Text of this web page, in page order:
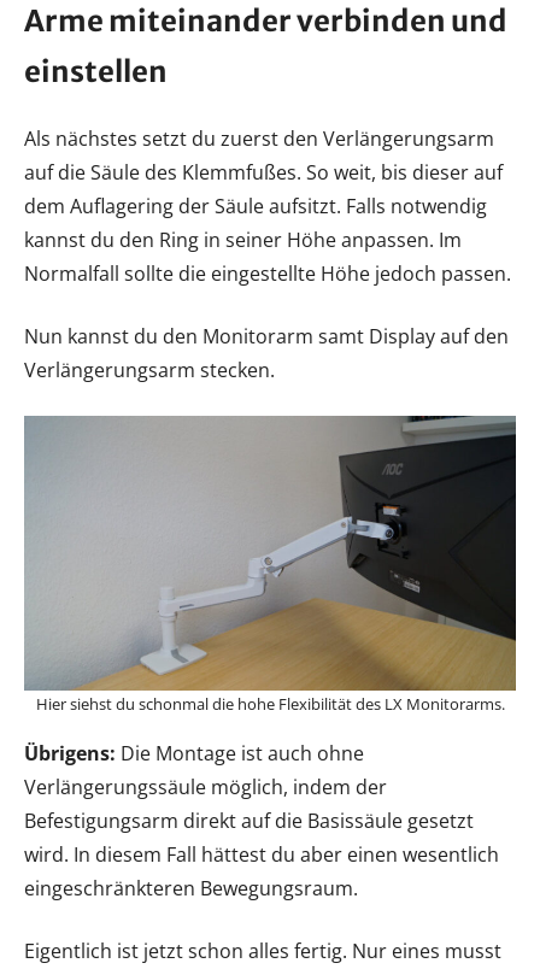
Arme miteinander verbinden und
einstellen
Als nächstes setzt du zuerst den Verlängerungsarm
auf die Säule des Klemmfußes. So weit, bis dieser auf
dem Auflagering der Säule aufsitzt. Falls notwendig
kannst du den Ring in seiner Höhe anpassen. Im
Normalfall sollte die eingestellte Höhe jedoch passen.
Nun kannst du den Monitorarm samt Display auf den
Verlängerungsarm stecken.
Hier siehst du schonmal die hohe Flexibilität des LX Monitorarms.
Übrigens: Die Montage ist auch ohne
Verlängerungssäule möglich, indem der
Befestigungsarm direkt auf die Basissäule gesetzt
wird. In diesem Fall hättest du aber einen wesentlich
eingeschränkteren Bewegungsraum.
Eigentlich ist jetzt schon alles fertig. Nur eines musst